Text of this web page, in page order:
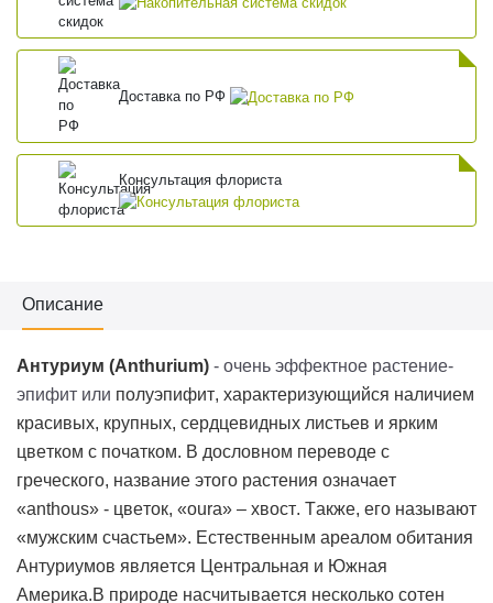
Доставка по РФ
Консультация флориста
Описание
Антуриум (Anthurium) - очень эффектное растение-
эпифит или полуэпифит, характеризующийся наличием
красивых, крупных, сердцевидных листьев и ярким
цветком с початком. В дословном переводе с
греческого, название этого растения означает
«anthous» - цветок, «oura» – хвост. Также, его называют
«мужским счастьем». Естественным ареалом обитания
Антуриумов является Центральная и Южная
Америка.В природе насчитывается несколько сотен